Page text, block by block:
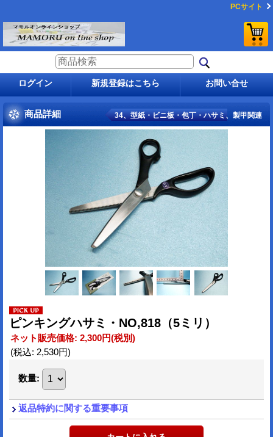
PCサイト
ログイン 新規登録はこちら お問い合せ
商品詳細 34、型紙・ビニ板・包丁・ハサミ、製甲関連
ピンキングハサミ・NO,818（5ミリ）
ネット販売価格: 2,300円(税別)
(税込: 2,530円)
数量:
返品特約に関する重要事項